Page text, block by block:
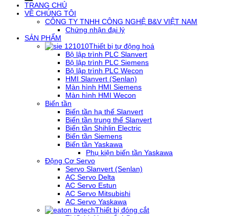
TRANG CHỦ
VỀ CHÚNG TÔI
CÔNG TY TNHH CÔNG NGHỆ B&V VIỆT NAM
Chứng nhận đại lý
SẢN PHẨM
Thiết bị tự động hoá
Bộ lập trình PLC Slanvert
Bộ lập trình PLC Siemens
Bộ lập trình PLC Wecon
HMI Slanvert (Senlan)
Màn hình HMI Siemens
Màn hình HMI Wecon
Biến tần
Biến tần hạ thế Slanvert
Biến tần trung thế Slanvert
Biến tần Shihlin Electric
Biến tần Siemens
Biến tần Yaskawa
Phụ kiện biến tần Yaskawa
Động Cơ Servo
Servo Slanvert (Senlan)
AC Servo Delta
AC Servo Estun
AC Servo Mitsubishi
AC Servo Yaskawa
Thiết bị đóng cắt